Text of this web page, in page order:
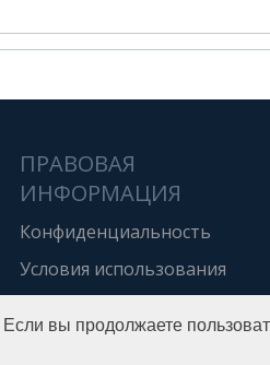
вы продолжаете
ПРАВОВАЯ
ИНФОРМАЦИЯ
Конфиденциальность
Условия использования